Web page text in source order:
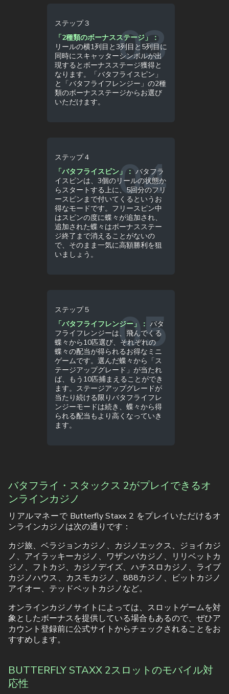
ステップ３
「2種類のボーナスステージ」：
リールの横1列目と3列目と5列目に
同時にスキャッターシンボルが出
現するとボーナスステージ獲得と
なります。「バタフライスピン」
と「バタフライフレンジー」の2種
類のボーナスステージからお選び
いただけます。
ステップ４
「バタフライスピン」：バタフラ
イスピンは、3個のリールの状態か
らスタートする上に、5回分のフリ
ースピンまで付いてくるというお
得なモードです。フリースピン中
はスピンの度に蝶々が追加され、
追加された蝶々はボーナスステー
ジ終了まで消えることがないの
で、そのまま一気に高額勝利を狙
いましょう。
ステップ５
「バタフライフレンジー」： バタ
フライフレンジーは、飛んでくる
蝶々から10匹選び、それぞれの
蝶々の配当が得られるお得なミニ
ゲームです。選んだ蝶々から「ス
テージアップグレード」が当たれ
ば、もう10匹捕まえることができ
ます。ステージアップグレードが
当たり続ける限りバタフライフレ
ンジーモードは続き、蝶々から得
られる配当もより高くなっていき
ます。
バタフライ・スタックス 2がプレイできるオ
ンラインカジノ
リアルマネーで Butterfly Staxx 2 をプレイいただけるオ
ンラインカジノは次の通りです：
カジ旅、ベラジョンカジノ、カジノエックス、ジョイカジ
ノ、アイラッキーカジノ、ワザンバカジノ、リリベットカ
ジノ、フトカジ、カジノデイズ、ハチスロカジノ、ライブ
カジノハウス、カスモカジノ、888カジノ、ビットカジノ
アイオー、テッドベットカジノなど。
オンラインカジノサイトによっては、スロットゲームを対
象としたボーナスを提供している場合もあるので、ぜひア
カウント登録前に公式サイトからチェックされることをお
すすめします。
BUTTERFLY STAXX 2スロットのモバイル対
応性